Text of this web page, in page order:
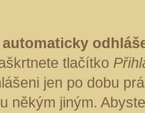
tlačítko
jen po dobu
někým jiným.